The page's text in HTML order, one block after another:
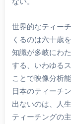
世界的なティー
くるのは六十歳
知識が多岐にわ
する、いわゆる
ことで映像分析
日本のティーチ
出ないのは、人
ティーチングの